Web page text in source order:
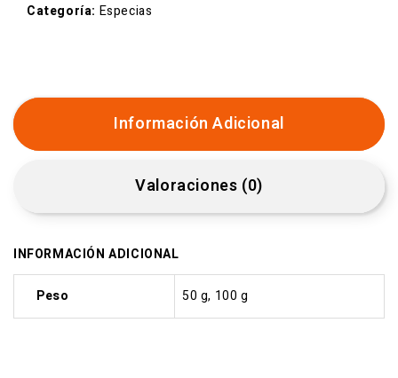
Categoría: Especias
Información Adicional
Valoraciones (0)
INFORMACIÓN ADICIONAL
Peso 50 g, 100 g